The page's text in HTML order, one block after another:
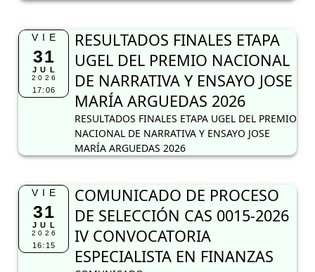
VIE
31
JUL
2026
17:06
RESULTADOS FINALES ETAPA
UGEL DEL PREMIO NACIONAL
DE NARRATIVA Y ENSAYO JOSE
MARÍA ARGUEDAS 2026
RESULTADOS FINALES ETAPA UGEL DEL PREMIO
NACIONAL DE NARRATIVA Y ENSAYO JOSE
MARÍA ARGUEDAS 2026
VIE
31
JUL
2026
16:15
COMUNICADO DE PROCESO
DE SELECCIÓN CAS 0015-2026
IV CONVOCATORIA
ESPECIALISTA EN FINANZAS